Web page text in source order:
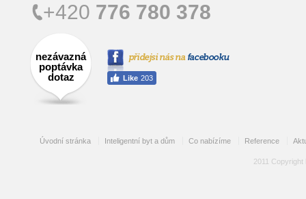
+420 776 780 378
nezávazná
poptávka
dotaz
Úvodní stránka Inteligentní byt a dům Co nabízíme Reference
2011